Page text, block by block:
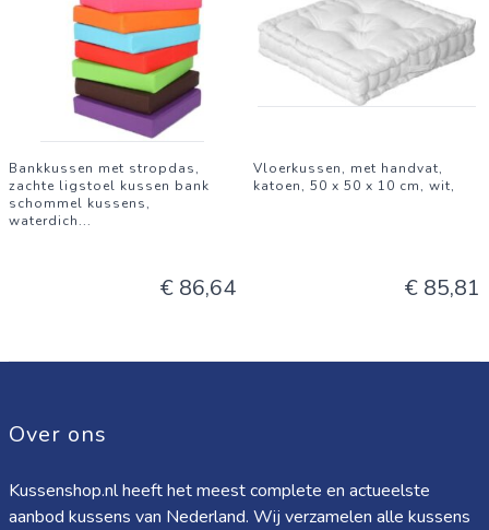
Bankkussen met stropdas,
zachte ligstoel kussen bank
schommel kussens,
waterdich...
€ 86,64
Vloerkussen, met handvat,
katoen, 50 x 50 x 10 cm, wit,
€ 85,81
Over ons
Kussenshop.nl heeft het meest complete en actueelste
aanbod kussens van Nederland. Wij verzamelen alle kussens